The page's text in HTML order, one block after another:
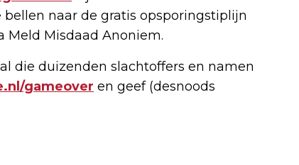
naar de gratis opsporingstiplijn
Meld Misdaad Anoniem.
die duizenden slachtoffers en namen
gameover en geef (desnoods